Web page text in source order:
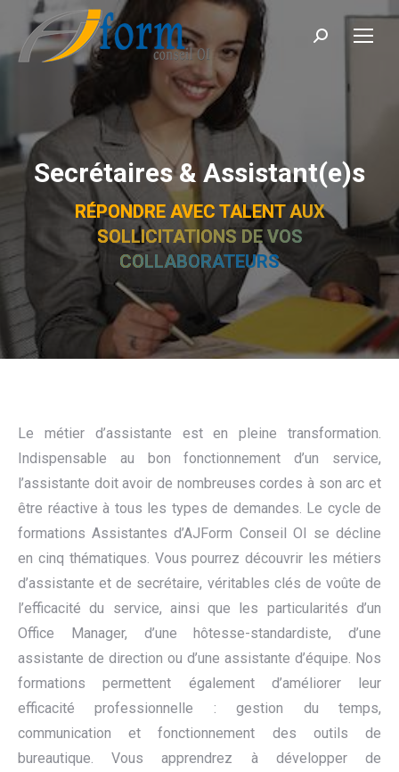
Recherche
Secrétaires & Assistant(e)s
RÉPONDRE AVEC TALENT AUX
SOLLICITATIONS DE VOS
COLLABORATEURS
Le métier d’assistante est en pleine transformation.
Indispensable au bon fonctionnement d’un service,
l’assistante doit avoir de nombreuses cordes à son arc et
être réactive à tous les types de demandes. Le cycle de
formations Assistantes d’AJForm Conseil OI se décline
en cinq thématiques. Vous pourrez découvrir les métiers
d’assistante et de secrétaire, véritables clés de voûte de
l’efficacité du service, ainsi que les particularités d’un
Office Manager, d’une hôtesse-standardiste, d’une
assistante de direction ou d’une assistante d’équipe. Nos
formations permettent également d’améliorer leur
efficacité professionnelle : gestion du temps,
communication et fonctionnement des outils de
bureautique. Vous apprendrez à développer de